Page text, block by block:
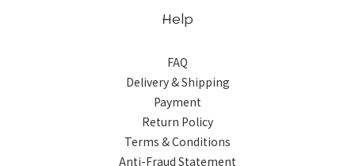
Help
FAQ
Delivery & Shipping
Payment
Return Policy
Terms & Conditions
Anti-Fraud Statement